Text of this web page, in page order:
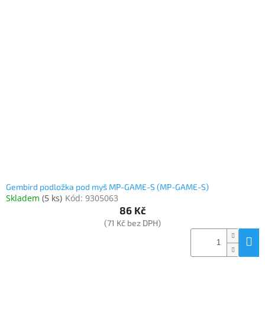
Gembird podložka pod myš MP-GAME-S (MP-GAME-S)
Skladem (5 ks) Kód: 9305063
86 Kč
(71 Kč bez DPH)